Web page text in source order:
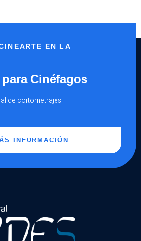
EN LA
Cinéfagos
de cortometrajes
INFORMACIÓN